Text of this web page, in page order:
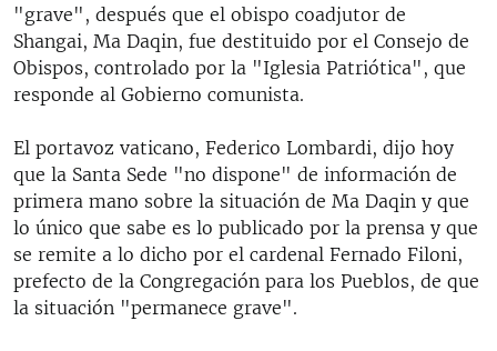
"grave", después que el obispo coadjutor de
Shangai, Ma Daqin, fue destituido por el Consejo de
Obispos, controlado por la "Iglesia Patriótica", que
responde al Gobierno comunista.
El portavoz vaticano, Federico Lombardi, dijo hoy
que la Santa Sede "no dispone" de información de
primera mano sobre la situación de Ma Daqin y que
lo único que sabe es lo publicado por la prensa y que
se remite a lo dicho por el cardenal Fernado Filoni,
prefecto de la Congregación para los Pueblos, de que
la situación "permanece grave".